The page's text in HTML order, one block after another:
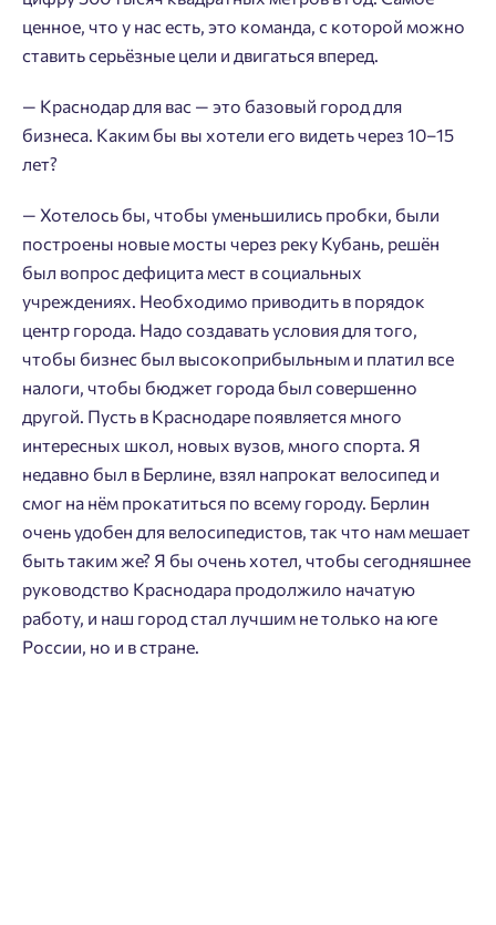
ценное, что у нас есть, это команда, с которой можно
ставить серьёзные цели и двигаться вперед.
— Краснодар для вас — это базовый город для
бизнеса. Каким бы вы хотели его видеть через 10–15
лет?
— Хотелось бы, чтобы уменьшились пробки, были
построены новые мосты через реку Кубань, решён
был вопрос дефицита мест в социальных
учреждениях. Необходимо приводить в порядок
центр города. Надо создавать условия для того,
чтобы бизнес был высокоприбыльным и платил все
налоги, чтобы бюджет города был совершенно
другой. Пусть в Краснодаре появляется много
интересных школ, новых вузов, много спорта. Я
недавно был в Берлине, взял напрокат велосипед и
смог на нём прокатиться по всему городу. Берлин
очень удобен для велосипедистов, так что нам мешает
быть таким же? Я бы очень хотел, чтобы сегодняшнее
руководство Краснодара продолжило начатую
работу, и наш город стал лучшим не только на юге
России, но и в стране.